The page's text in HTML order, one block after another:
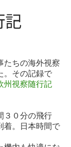
記
たちの海外視察
。その記録で
州視察随行記
３０分の飛行
着。日本時間で